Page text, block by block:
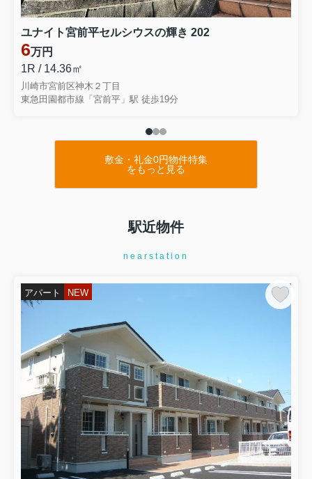
ユナイト宮前平セルシウスの輝き 202
6万円
1R / 14.36㎡
川崎市宮前区神木２丁目
東急田園都市線「宮前平」駅 徒歩19分
敷金・礼金0円物件特集
をもっと見る
駅近物件
nearstation
アパート NEW